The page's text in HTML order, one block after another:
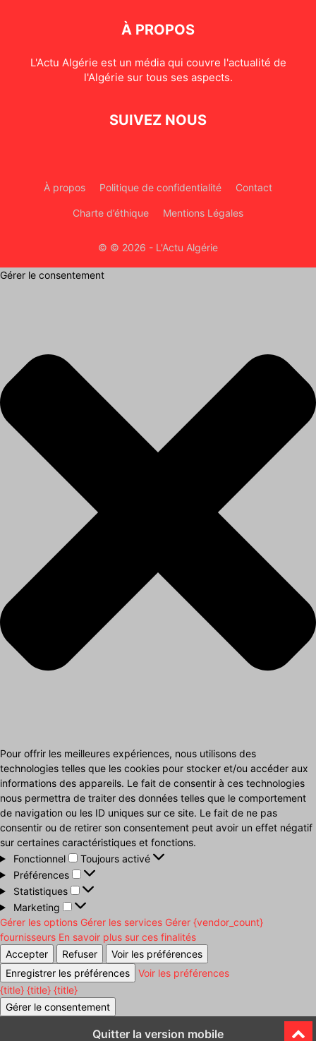
À PROPOS
L'Actu Algérie est un média qui couvre l'actualité de
l'Algérie sur tous ses aspects.
SUIVEZ NOUS
À propos Politique de confidentialité Contact
Charte d’éthique Mentions Légales
© © 2026 - L'Actu Algérie
Gérer le consentement
Pour offrir les meilleures expériences, nous utilisons des
technologies telles que les cookies pour stocker et/ou accéder aux
informations des appareils. Le fait de consentir à ces technologies
nous permettra de traiter des données telles que le comportement
de navigation ou les ID uniques sur ce site. Le fait de ne pas
consentir ou de retirer son consentement peut avoir un effet négatif
sur certaines caractéristiques et fonctions.
Fonctionnel
Fonctionnel
Toujours activé
Préférences
Préférences
Statistiques
Statistiques
Marketing
Marketing
Gérer les options Gérer les services Gérer {vendor_count}
fournisseurs En savoir plus sur ces finalités
Accepter
Refuser
Voir les préférences
Enregistrer les préférences
Voir les préférences
{title} {title} {title}
Gérer le consentement
Quitter la version mobile